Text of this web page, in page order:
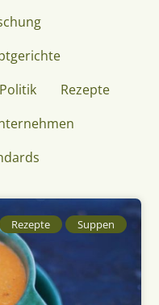
Politik
Rezepte
Rezepte Suppen